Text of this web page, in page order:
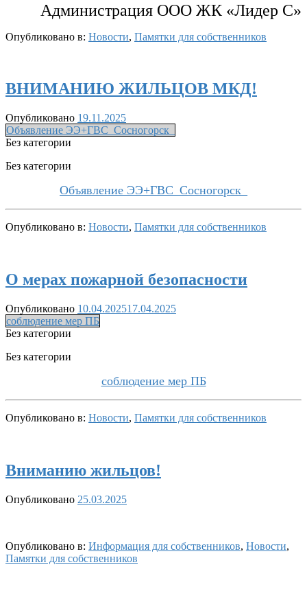
Администрация ООО ЖК «Лидер С»
Опубликовано в: Новости, Памятки для собственников
ВНИМАНИЮ ЖИЛЬЦОВ МКД!
Опубликовано 19.11.2025
Объявление ЭЭ+ГВС_Сосногорск_
Без категории
Без категории
Объявление ЭЭ+ГВС_Сосногорск_
Опубликовано в: Новости, Памятки для собственников
О мерах пожарной безопасности
Опубликовано 10.04.202517.04.2025
соблюдение мер ПБ
Без категории
Без категории
соблюдение мер ПБ
Опубликовано в: Новости, Памятки для собственников
Вниманию жильцов!
Опубликовано 25.03.2025
Опубликовано в: Информация для собственников, Новости,
Памятки для собственников